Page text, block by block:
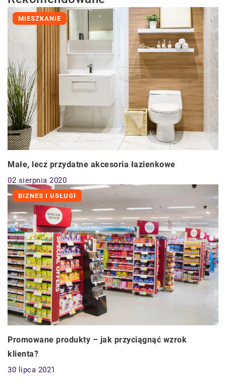
MIESZKANIE
Małe, lecz przydatne akcesoria łazienkowe
02 sierpnia 2020
BIZNES I USŁUGI
Promowane produkty – jak przyciągnąć wzrok
klienta?
30 lipca 2021